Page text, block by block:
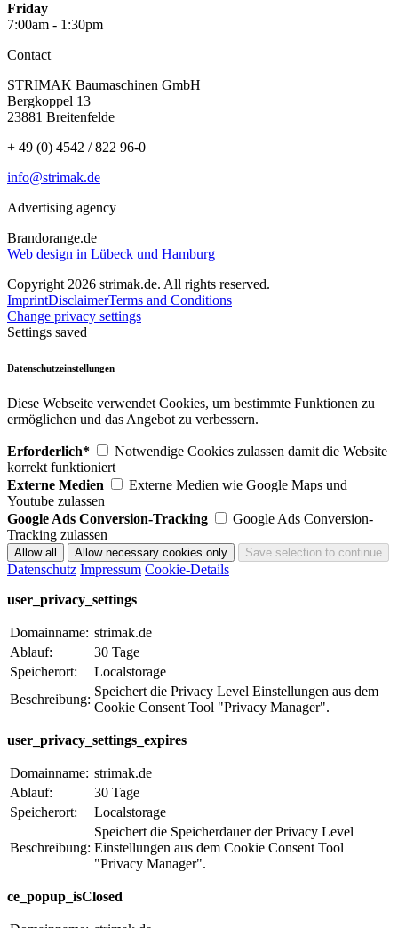
Friday
7:00am - 1:30pm
Contact
STRIMAK Baumaschinen GmbH
Bergkoppel 13
23881 Breitenfelde
+ 49 (0) 4542 / 822 96-0
info@strimak.de
Advertising agency
Brandorange.de
Web design in Lübeck und Hamburg
Copyright 2026 strimak.de. All rights reserved.
ImprintDisclaimerTerms and Conditions
Change privacy settings
Settings saved
Datenschutzeinstellungen
Diese Webseite verwendet Cookies, um bestimmte Funktionen zu
ermöglichen und das Angebot zu verbessern.
Erforderlich*
Notwendige Cookies zulassen damit die Website
korrekt funktioniert
Externe Medien
Externe Medien wie Google Maps und
Youtube zulassen
Google Ads Conversion-Tracking
Google Ads Conversion-
Tracking zulassen
Datenschutz Impressum Cookie-Details
user_privacy_settings
Domainname: strimak.de
Ablauf:
30 Tage
Speicherort:
Localstorage
Beschreibung:
Speichert die Privacy Level Einstellungen aus dem
Cookie Consent Tool "Privacy Manager".
user_privacy_settings_expires
Domainname: strimak.de
Ablauf:
30 Tage
Speicherort:
Localstorage
Beschreibung:
Speichert die Speicherdauer der Privacy Level
Einstellungen aus dem Cookie Consent Tool
"Privacy Manager".
ce_popup_isClosed